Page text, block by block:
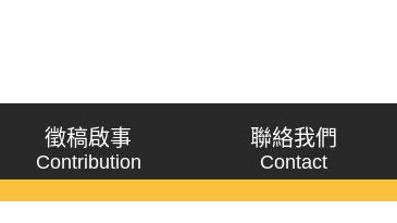
徵稿啟事
Contribution
聯絡我們
Contact